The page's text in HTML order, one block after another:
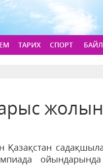
ТАРИХ СПОРТ
Қазақстан